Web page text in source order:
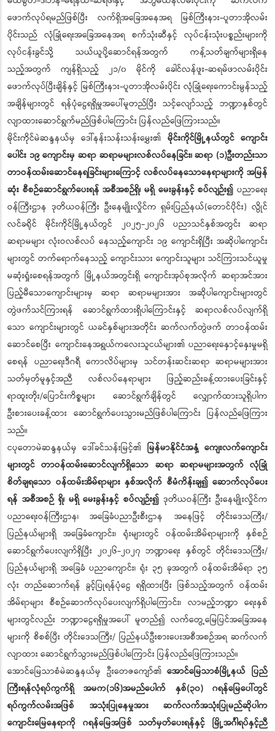
ဖောက်လုပ်ရမည်ဖြစ်ပြီး လက်ရှိအခြေအနေအရ မြစ်ကြီးနား-ပူတာအိုလမ်း
ပိုင်းသည် လုံခြုံရေးအခြေအနေအရ စက်သုံးဆီနှင့် လုပ်ငန်းသုံးပစ္စည်းများကို
လုပ်ငန်းခွင်သို့ သယ်ယူပို့ဆောင်ရန်အတွက် ကန့်သတ်ချက်များရှိနေ
သည့်အတွက် ကျန်ရှိသည့် ၂၁/၀ မိုင်ကို ခေါင်လန်ဖူး-ဆရမ်ဖာလမ်းပိုင်း
ဖောက်လုပ်ပြီးချိန်နှင့် မြစ်ကြီးနား-ပူတာအိုလမ်းပိုင်း လုံခြုံရေးကောင်းမွန်သည့်
အချိန်များတွင် ရန်ပုံငွေရရှိမှုအပေါ်မူတည်ပြီး သင့်လျော်သည့် ဘဏ္ဍာနှစ်တွင်
လျာထားဆောင်ရွက်မည်ဖြစ်ပါကြောင်း ပြန်လည်ဖြေကြားသည်။
မိုင်းကိုင်မဲဆန္ဒနယ်မှ ဒေါ်နန်းသန်းသန်းမွှေး၏ မိုင်းကိုင်မြို့နယ်တွင် ကျောင်း
ပေါင်း ၁၉ ကျောင်းမှ ဆရာ ဆရာမများလစ်လပ်နေခြင်း၊ ဆရာ (၁)ဦးတည်းသာ
တာဝန်ထမ်းဆောင်နေရခြင်းများကြောင့် လစ်လပ်နေသောနေရာများကို အမြန်
ဆုံး စီစဉ်ဆောင်ရွက်ပေးရန် အစီအစဉ်ရှိ၊ မရှိ မေးခွန်းနှင့် စပ်လျဉ်း၍ ပညာရေး
ဝန်ကြီးဌာန ဒုတိယဝန်ကြီး ဦးနေမျိုးလှိုင်က ရှမ်းပြည်နယ်(တောင်ပိုင်း) လွိုင်
လင်ခရိုင် မိုင်းကိုင်မြို့နယ်တွင် ၂၀၂၅-၂၀၂၆ ပညာသင်နှစ်အတွင်း ဆရာ
ဆရာမများ လုံးဝလစ်လပ် နေသည့်ကျောင်း ၁၉ ကျောင်းရှိပြီး အဆိုပါကျောင်း
များတွင် တက်ရောက်နေသည့် ကျောင်းသား ကျောင်းသူများ သင်ကြားသင်ယူမှု
မဆုံးရှုံးစေရန်အတွက် မြို့နယ်အတွင်းရှိ ကျောင်းအုပ်စုအလိုက် ဆရာအင်အား
ပြည့်မီသောကျောင်းများမှ ဆရာ ဆရာမများအား အဆိုပါကျောင်းများတွင်
တွဲဖက်သင်ကြားရန် ဆောင်ရွက်ထားရှိပါကြောင်းနှင့် ဆရာလစ်လပ်လျက်ရှိ
သော ကျောင်းများတွင် ယခင်နှစ်များအတိုင်း ဆက်လက်တွဲဖက် တာဝန်ထမ်း
ဆောင်စေပြီး ကျောင်းနေအရွယ်ကလေးသူငယ်များ၏ ပညာရေးနှောင့်နှေးမှုမရှိ
စေရန် ပညာရေးဒီဂရီ ကောလိပ်များမှ သင်တန်းဆင်းဆရာ ဆရာမများအား
သတ်မှတ်မူနှင့်အညီ လစ်လပ်နေရာများ ဖြည့်ဆည်းခန့်ထားပေးခြင်းနှင့်
ရာထူးတိုး/ပြောင်းကိစ္စများ ဆောင်ရွက်ချိန်တွင် လျှောက်ထားသူရှိပါက
ဦးစားပေးခန့်ထား ဆောင်ရွက်ပေးသွားမည်ဖြစ်ပါကြောင်း ပြန်လည်ဖြေကြား
သည်။
ငပုတောမဲဆန္ဒနယ်မှ ဒေါ်ခင်သန်းမြင့်၏ မြန်မာနိုင်ငံအနှံ့ ကျေးလက်ကျောင်း
များတွင် တာဝန်ထမ်းဆောင်လျက်ရှိသော ဆရာ ဆရာမများအတွက် လုံခြုံ
စိတ်ချရသော ဝန်ထမ်းအိမ်ရာများ နှစ်အလိုက် စီမံကိန်းချ၍ ဆောက်လုပ်ပေး
ရန် အစီအစဉ် ရှိ၊ မရှိ မေးခွန်းနှင့် စပ်လျဉ်း၍ ဒုတိယဝန်ကြီး ဦးနေမျိုးလှိုင်က
ပညာရေးဝန်ကြီးဌာန၊ အခြေခံပညာဦးစီးဌာန အနေဖြင့် တိုင်းဒေသကြီး/
ပြည်နယ်များရှိ အခြေခံကျောင်း၊ ရုံးများတွင် ဝန်ထမ်းအိမ်ရာများကို နှစ်စဉ်
ဆောင်ရွက်ပေးလျက်ရှိပြီး ၂၀၂၆-၂၀၂၇ ဘဏ္ဍာရေး နှစ်တွင် တိုင်းဒေသကြီး/
ပြည်နယ်များရှိ အခြေခံ ပညာကျောင်း၊ ရုံး ၃၅ ခုအတွက် ဝန်ထမ်းအိမ်ရာ ၃၅
လုံး တည်ဆောက်ရန် ခွင့်ပြုရန်ပုံငွေ ရရှိထားပြီး ဖြစ်သည့်အတွက် ဝန်ထမ်း
အိမ်ရာများ စီစဉ်ဆောက်လုပ်ပေးလျက်ရှိပါကြောင်း၊ လာမည့်ဘဏ္ဍာ ရေးနှစ်
များတွင်လည်း ဘဏ္ဍာငွေရရှိမှုအပေါ် မူတည်၍ လက်တွေ့မြေပြင်အခြေအနေ
များကို စိစစ်ပြီး တိုင်းဒေသကြီး/ ပြည်နယ်ဦးစားပေးအစီအစဉ်အရ ဆက်လက်
လျာထား ဆောင်ရွက်သွားမည်ဖြစ်ပါကြောင်း ပြန်လည်ဖြေကြားသည်။
အောင်မြေသာစံမဲဆန္ဒနယ်မှ ဦးတေဇကျော်၏အောင်မြေသာစံမြို့နယ် ပြည်
ကြီးရန်လုံရပ်ကွက်ရှိ အမက(၁၆)အမည်ပေါက် နှစ်(၃၀) ဂရန်မြေပေါ်တွင်
ရပ်ကွက်လမ်းအဖြစ် အသုံးပြုနေမှုအား ဆက်လက်အသုံးပြုမည်ဆိုပါက
ကျောင်းမြေနေရာကို ဂရန်မြေအဖြစ် သတ်မှတ်ပေးရန်နှင့် မြို့အင်္ဂါရပ်နှင့်ညီ